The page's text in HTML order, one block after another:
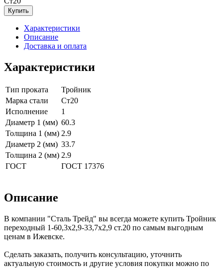
Купить
Характеристики
Описание
Доставка и оплата
Характеристики
Тип проката
Тройник
Марка стали
Ст20
Исполнение
1
Диаметр 1 (мм) 60.3
Толщина 1 (мм) 2.9
Диаметр 2 (мм) 33.7
Толщина 2 (мм) 2.9
ГОСТ
ГОСТ 17376
Описание
В компании "Сталь Трейд" вы всегда можете купить Тройник
переходный 1-60,3х2,9-33,7х2,9 ст.20 по самым выгодным
ценам в Ижевске.
Сделать заказать, получить консультацию, уточнить
актуальную стоимость и другие условия покупки можно по